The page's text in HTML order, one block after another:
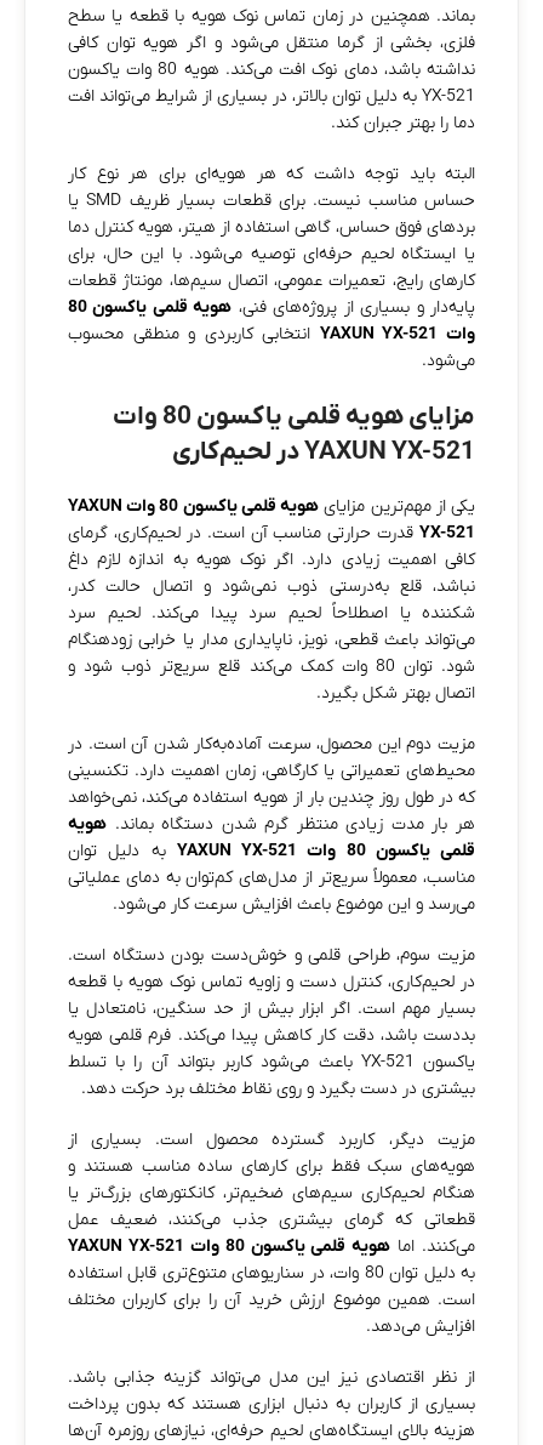
بماند. همچنین در زمان تماس نوک هویه با قطعه یا سطح
فلزی، بخشی از گرما منتقل می‌شود و اگر هویه توان کافی
نداشته باشد، دمای نوک افت می‌کند. هویه 80 وات یاکسون
YX-521 به دلیل توان بالاتر، در بسیاری از شرایط می‌تواند افت
دما را بهتر جبران کند.
البته باید توجه داشت که هر هویه‌ای برای هر نوع کار
حساس مناسب نیست. برای قطعات بسیار ظریف SMD یا
بردهای فوق حساس، گاهی استفاده از هیتر، هویه کنترل دما
یا ایستگاه لحیم حرفه‌ای توصیه می‌شود. با این حال، برای
کارهای رایج، تعمیرات عمومی، اتصال سیم‌ها، مونتاژ قطعات
پایه‌دار و بسیاری از پروژه‌های فنی،
هویه قلمی یاکسون 80
وات YAXUN YX-521
انتخابی کاربردی و منطقی محسوب
می‌شود.
مزایای هویه قلمی یاکسون 80 وات
YAXUN YX-521 در لحیم‌کاری
یکی از مهم‌ترین مزایای
هویه قلمی یاکسون 80 وات YAXUN
YX-521 قدرت حرارتی مناسب آن است. در لحیم‌کاری، گرمای
کافی اهمیت زیادی دارد. اگر نوک هویه به اندازه لازم داغ
نباشد، قلع به‌درستی ذوب نمی‌شود و اتصال حالت کدر،
شکننده یا اصطلاحاً لحیم سرد پیدا می‌کند. لحیم سرد
می‌تواند باعث قطعی، نویز، ناپایداری مدار یا خرابی زودهنگام
شود. توان 80 وات کمک می‌کند قلع سریع‌تر ذوب شود و
اتصال بهتر شکل بگیرد.
مزیت دوم این محصول، سرعت آماده‌به‌کار شدن آن است. در
محیط‌های تعمیراتی یا کارگاهی، زمان اهمیت دارد. تکنسینی
که در طول روز چندین بار از هویه استفاده می‌کند، نمی‌خواهد
هر بار مدت زیادی منتظر گرم شدن دستگاه بماند. هویه
قلمی یاکسون 80 وات YAXUN YX-521
به دلیل توان
مناسب، معمولاً سریع‌تر از مدل‌های کم‌توان به دمای عملیاتی
می‌رسد و این موضوع باعث افزایش سرعت کار می‌شود.
مزیت سوم، طراحی قلمی و خوش‌دست بودن دستگاه است.
در لحیم‌کاری، کنترل دست و زاویه تماس نوک هویه با قطعه
بسیار مهم است. اگر ابزار بیش از حد سنگین، نامتعادل یا
بددست باشد، دقت کار کاهش پیدا می‌کند. فرم قلمی هویه
یاکسون YX-521 باعث می‌شود کاربر بتواند آن را با تسلط
بیشتری در دست بگیرد و روی نقاط مختلف برد حرکت دهد.
مزیت دیگر، کاربرد گسترده محصول است. بسیاری از
هویه‌های سبک فقط برای کارهای ساده مناسب هستند و
هنگام لحیم‌کاری سیم‌های ضخیم‌تر، کانکتورهای بزرگ‌تر یا
قطعاتی که گرمای بیشتری جذب می‌کنند، ضعیف عمل
می‌کنند. اما هویه قلمی یاکسون 80 وات YAXUN YX-521
به دلیل توان 80 وات، در سناریوهای متنوع‌تری قابل استفاده
است. همین موضوع ارزش خرید آن را برای کاربران مختلف
افزایش می‌دهد.
از نظر اقتصادی نیز این مدل می‌تواند گزینه جذابی باشد.
بسیاری از کاربران به دنبال ابزاری هستند که بدون پرداخت
هزینه بالای ایستگاه‌های لحیم حرفه‌ای، نیازهای روزمره آن‌ها